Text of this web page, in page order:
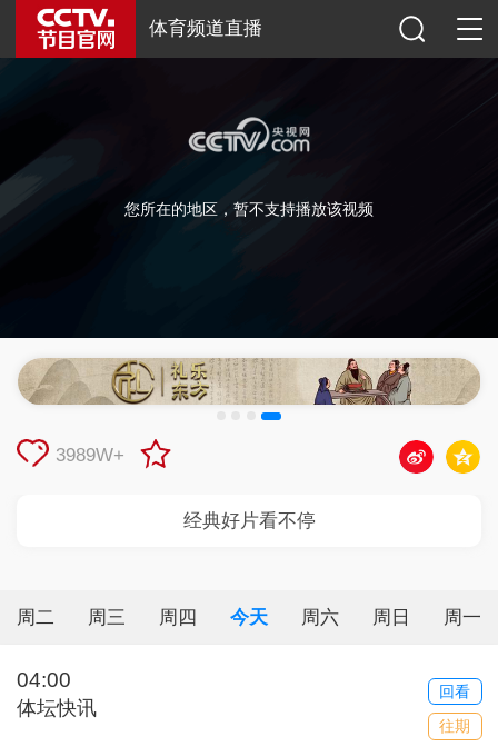
体育频道直播
您所在的地区，暂不支持播放该视频
3989W+
周二 周三 周四 今天 周六 周日 周一
04:00
体坛快讯
回看
往期